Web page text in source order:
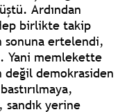
Ardından
birlikte takip
sonuna ertelendi,
Yani memlekette
değil demokrasiden
sandık yerine